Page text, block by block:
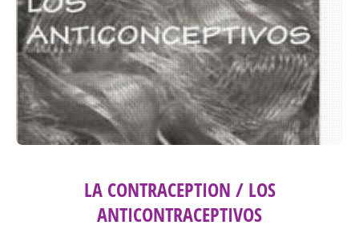
LA CONTRACEPTION / LOS
ANTICONTRACEPTIVOS